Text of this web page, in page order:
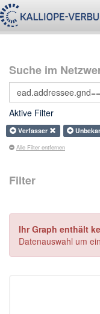
Suche im
Aktive Filter
Verfasser
Alle Filter entfernen
Filter
Ihr Graph enthält
Datenauswahl um